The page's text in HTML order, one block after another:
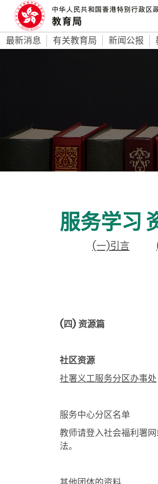
最新消息 有关教育局 新闻公报
服务学习
(一)引言
(四) 资源篇
社区资源
社署义工服务分区办事处
服务中心分区名单
教师请登入社会福利署
法。